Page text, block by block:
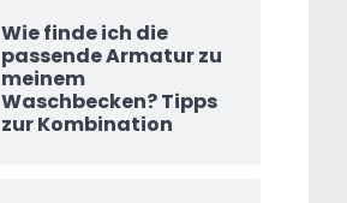
Wie finde ich die
passende Armatur zu
meinem
Waschbecken? Tipps
zur Kombination